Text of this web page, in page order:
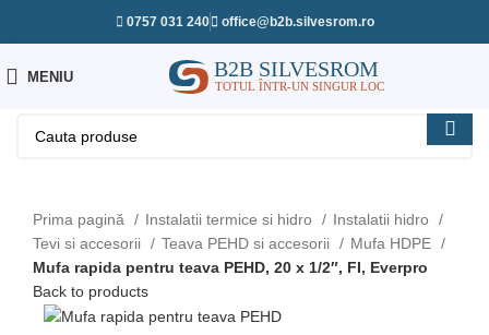
0757 031 240 office@b2b.silvesrom.ro
MENIU
Prima pagină Instalatii termice si hidro
Instalatii hidro
Tevi si accesorii
Teava PEHD si accesorii
Mufa HDPE
Mufa rapida pentru teava PEHD, 20 x 1/2″, FI, Everpro
Back to products